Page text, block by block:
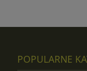
POPULARNE